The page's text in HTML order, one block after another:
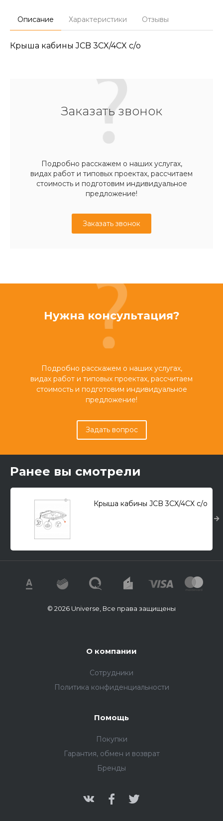
Описание Характеристики Отзывы
Крыша кабины JCB 3CX/4CX с/о
Заказать звонок
Подробно расскажем о наших услугах,
видах работ и типовых проектах, рассчитаем
стоимость и подготовим индивидуальное
предложение!
Заказать звонок
Нужна консультация?
Подробно расскажем о наших услугах,
видах работ и типовых проектах, рассчитаем
стоимость и подготовим индивидуальное
предложение!
Задать вопрос
Ранее вы смотрели
Крыша кабины JCB 3CX/4CX с/о
© 2026 Universe, Все права защищены
О компании
Сотрудники
Политика конфиденциальности
Помощь
Покупки
Гарантия, обмен и возврат
Бренды